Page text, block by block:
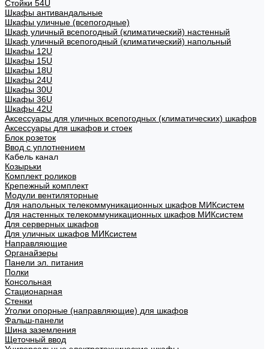
Стойки 54U
Шкафы антивандальные
Шкафы уличные (всепогодные)
Шкаф уличный всепогодный (климатический) настенный
Шкаф уличный всепогодный (климатический) напольный
Шкафы 12U
Шкафы 15U
Шкафы 18U
Шкафы 24U
Шкафы 30U
Шкафы 36U
Шкафы 42U
Аксессуары для уличных всепогодных (климатических) шкафов
Аксессуары для шкафов и стоек
Блок розеток
Ввод с уплотнением
Кабель канал
Козырьки
Комплект роликов
Крепежный комплект
Модули вентиляторные
Для напольных телекоммуникационных шкафов МИКсистем
Для настенных телекоммуникационных шкафов МИКсистем
Для серверных шкафов
Для уличных шкафов МИКсистем
Направляющие
Органайзеры
Панели эл. питания
Полки
Консольная
Стационарная
Стенки
Уголки опорные (направляющие) для шкафов
Фальш-панели
Шина заземления
Щеточный ввод